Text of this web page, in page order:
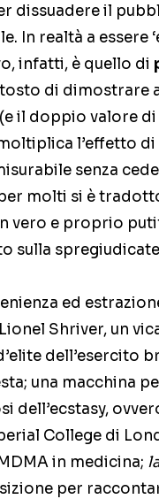
dissuadere il
In realtà a essere
infatti, è quello di
di dimostrare
il doppio valore di
l’effetto
senza
molti si è
vero e proprio
sulla
ed
Shriver, un
dell’esercito
una macchina
dell’ecstasy,
College di
in medicina;
per